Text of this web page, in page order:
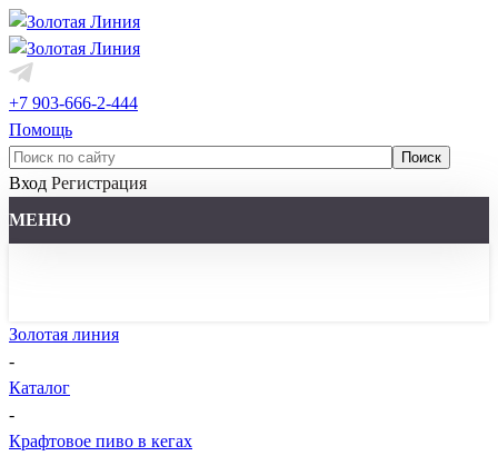
+7 903-666-2-444
Помощь
Вход Регистрация
МЕНЮ
Золотая линия
-
Каталог
-
Крафтовое пиво в кегах